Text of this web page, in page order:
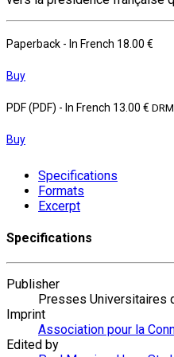
Paperback - In French 18.00 €
Buy
PDF (PDF) - In French 13.00 €
Buy
Specifications
Formats
Excerpt
Specifications
Publisher
Presses Universitaires
Imprint
Association pour la
Edited by